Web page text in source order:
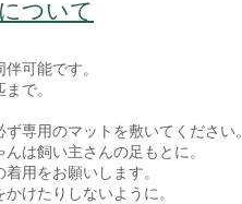
ついて
可能です。
で。
専用のマットを敷いてください。
は飼い主さんの足もとに。
用をお願いします。
けたりしないように。